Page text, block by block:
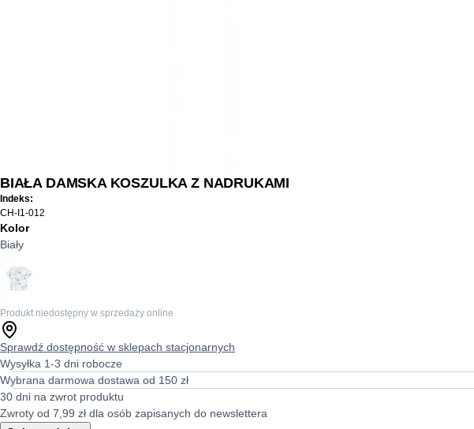
BIAŁA DAMSKA KOSZULKA Z NADRUKAMI
Indeks:
CH-I1-012
Kolor
Biały
Produkt niedostępny w sprzedaży online
Sprawdź dostępność w sklepach stacjonarnych
Wysyłka 1-3 dni robocze
Wybrana darmowa dostawa od 150 zł
30 dni na zwrot produktu
Zwroty od 7,99 zł dla osób zapisanych do newslettera